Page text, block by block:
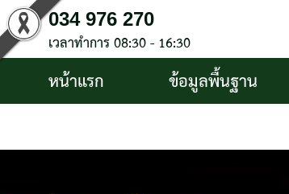
034 976 270
เวลาทำการ 08:30 - 16:30
หน้าแรก ข้อมูลพื้นฐาน